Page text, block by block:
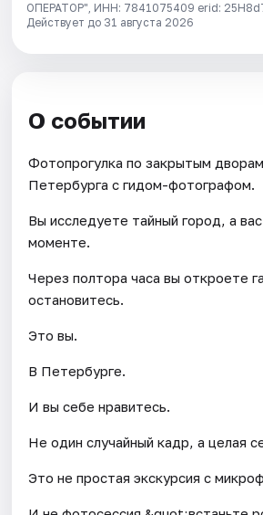
ОПЕРАТОР", ИНН: 7841075409 erid:
Действует до 31 августа 2026
О событии
Фотопрогулка по закрытым
Петербурга с гидом-фотографом.
Вы исследуете тайный город, а
моменте.
Через полтора часа вы откроете
остановитесь.
Это вы.
В Петербурге.
И вы себе нравитесь.
Не один случайный кадр, а целая
Это не простая экскурсия с